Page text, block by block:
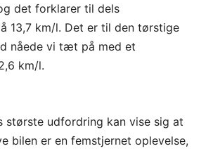
det forklarer til dels
13,7 km/l. Det er til den tørstige
nåede vi tæt på med et
km/l.
største udfordring kan vise sig at
bilen er en femstjernet oplevelse,